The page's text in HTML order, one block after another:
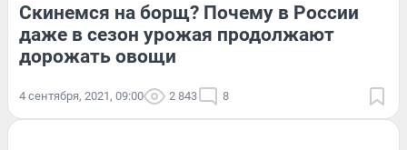
Скинемся на борщ? Почему в России
даже в сезон урожая продолжают
дорожать овощи
4 сентября, 2021, 09:00 2 843 8